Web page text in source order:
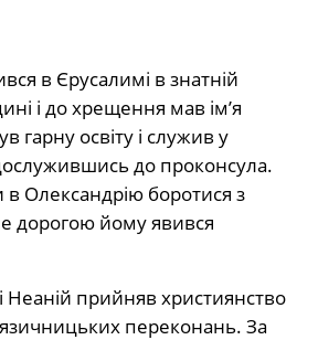
в Єрусалимі в знатній
і до хрещення мав ім’я
гарну освіту і служив у
до проконсула.
в Олександрію боротися з
дорогою йому явився
Неаній прийняв християнство
язичницьких переконань. За